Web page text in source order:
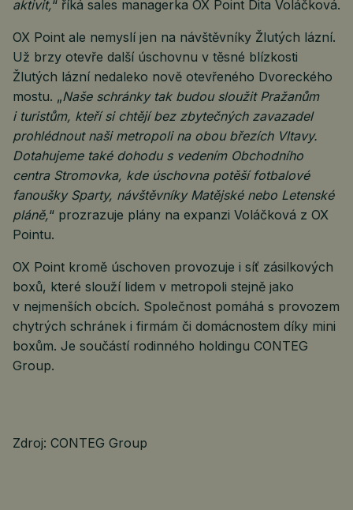
aktivit,“ říká sales managerka OX Point Dita Voláčková.
OX Point ale nemyslí jen na návštěvníky Žlutých lázní.
Už brzy otevře další úschovnu v těsné blízkosti
Žlutých lázní nedaleko nově otevřeného Dvoreckého
mostu. „Naše schránky tak budou sloužit Pražanům
i turistům, kteří si chtějí bez zbytečných zavazadel
prohlédnout naši metropoli na obou březích Vltavy.
Dotahujeme také dohodu s vedením Obchodního
centra Stromovka, kde úschovna potěší fotbalové
fanoušky Sparty, návštěvníky Matějské nebo Letenské
pláně,“ prozrazuje plány na expanzi Voláčková z OX
Pointu.
OX Point kromě úschoven provozuje i síť zásilkových
boxů, které slouží lidem v metropoli stejně jako
v nejmenších obcích. Společnost pomáhá s provozem
chytrých schránek i firmám či domácnostem díky mini
boxům. Je součástí rodinného holdingu CONTEG
Group.
Zdroj: CONTEG Group